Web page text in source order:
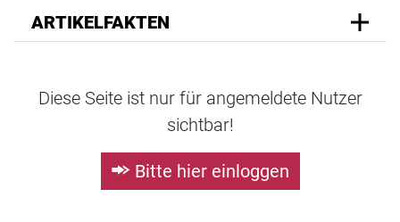
ARTIKELFAKTEN
Diese Seite ist nur für angemeldete Nutzer
sichtbar!
Bitte hier einloggen